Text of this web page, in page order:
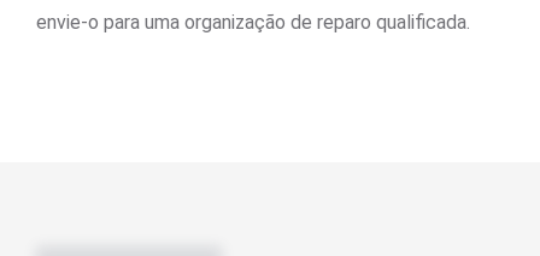
envie-o para uma organização de reparo qualificada.